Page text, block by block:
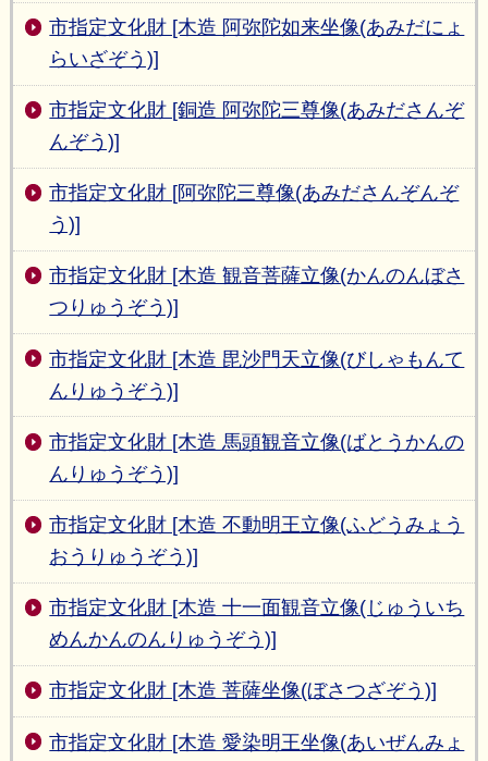
市指定文化財 [木造 阿弥陀如来坐像(あみだにょ
らいざぞう)]
市指定文化財 [銅造 阿弥陀三尊像(あみださんぞ
んぞう)]
市指定文化財 [阿弥陀三尊像(あみださんぞんぞ
う)]
市指定文化財 [木造 観音菩薩立像(かんのんぼさ
つりゅうぞう)]
市指定文化財 [木造 毘沙門天立像(びしゃもんて
んりゅうぞう)]
市指定文化財 [木造 馬頭観音立像(ばとうかんの
んりゅうぞう)]
市指定文化財 [木造 不動明王立像(ふどうみょう
おうりゅうぞう)]
市指定文化財 [木造 十一面観音立像(じゅういち
めんかんのんりゅうぞう)]
市指定文化財 [木造 菩薩坐像(ぼさつざぞう)]
市指定文化財 [木造 愛染明王坐像(あいぜんみょ